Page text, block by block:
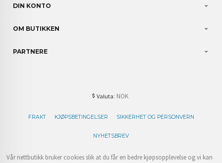
DIN KONTO
OM BUTIKKEN
PARTNERE
Valuta: NOK
FRAKT KJØPSBETINGELSER SIKKERHET OG PERSONVERN
NYHETSBREV
Vår nettbutikk bruker cookies slik at du får en bedre kjøpsopplevelse og vi kan